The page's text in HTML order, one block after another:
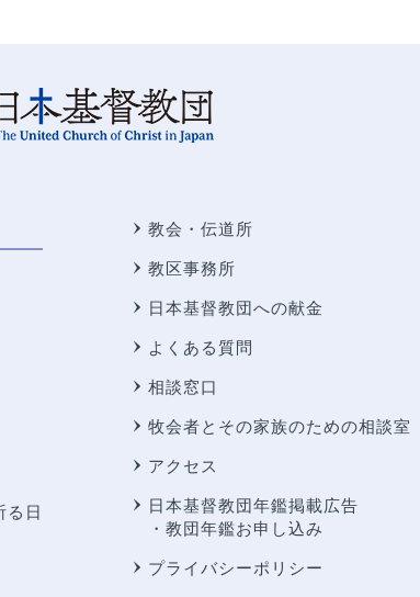
る日
教会・伝道所
教区事務所
日本基督教団への献金
よくある質問
相談窓口
牧会者とその家族のための相談室
アクセス
日本基督教団年鑑掲載広告
・教団年鑑お申し込み
プライバシーポリシー